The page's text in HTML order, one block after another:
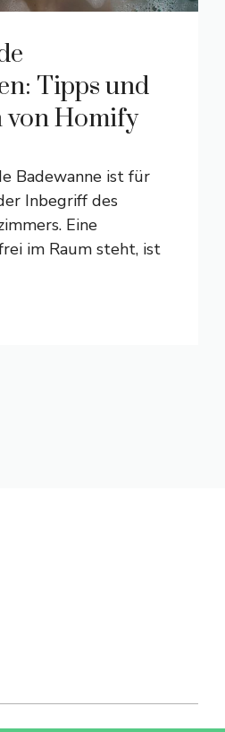
Tipps und
Homify
Badewanne ist für
Inbegriff des
Eine
im Raum steht, ist